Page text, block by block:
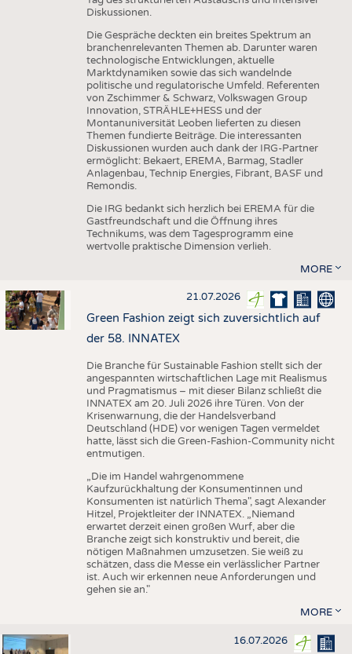
Diskussionen.
Die Gespräche deckten ein breites Spektrum an
branchenrelevanten Themen ab. Darunter waren
technologische Entwicklungen, aktuelle
Marktdynamiken sowie das sich wandelnde
politische und regulatorische Umfeld. Referenten
von Zschimmer & Schwarz, Volkswagen Group
Innovation, STRÄHLE+HESS und der
Montanuniversität Leoben lieferten zu diesen
Themen fundierte Beiträge. Die interessanten
Diskussionen wurden auch dank der IRG-Partner
ermöglicht: Bekaert, EREMA, Barmag, Stadler
Anlagenbau, Technip Energies, Fibrant, BASF und
Remondis.
Die IRG bedankt sich herzlich bei EREMA für die
Gastfreundschaft und die Öffnung ihres
Technikums, was dem Tagesprogramm eine
wertvolle praktische Dimension verlieh.
MORE
21.07.2026
Green Fashion zeigt sich zuversichtlich auf
der 58. INNATEX
Die Branche für Sustainable Fashion stellt sich der
angespannten wirtschaftlichen Lage mit Realismus
und Pragmatismus – mit dieser Bilanz schließt die
INNATEX am 20. Juli 2026 ihre Türen. Von der
Krisenwarnung, die der Handelsverband
Deutschland (HDE) vor wenigen Tagen vermeldet
hatte, lässt sich die Green-Fashion-Community nicht
entmutigen.
„Die im Handel wahrgenommene
Kaufzurückhaltung der Konsumentinnen und
Konsumenten ist natürlich Thema", sagt Alexander
Hitzel, Projektleiter der INNATEX. „Niemand
erwartet derzeit einen großen Wurf, aber die
Branche zeigt sich konstruktiv und bereit, die
nötigen Maßnahmen umzusetzen. Sie weiß zu
schätzen, dass die Messe ein verlässlicher Partner
ist. Auch wir erkennen neue Anforderungen und
gehen sie an."
MORE
16.07.2026